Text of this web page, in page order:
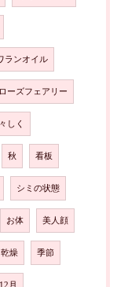
ランオイル
ローズフェアリー
しく
秋 看板
シミの状態
お体 美人顔
乾燥 季節
12月